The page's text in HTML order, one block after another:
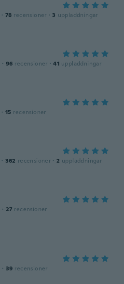
· 78 recensioner · 3 uppladdningar
· 96 recensioner · 41 uppladdningar
· 15 recensioner
· 362 recensioner · 2 uppladdningar
· 27 recensioner
· 39 recensioner